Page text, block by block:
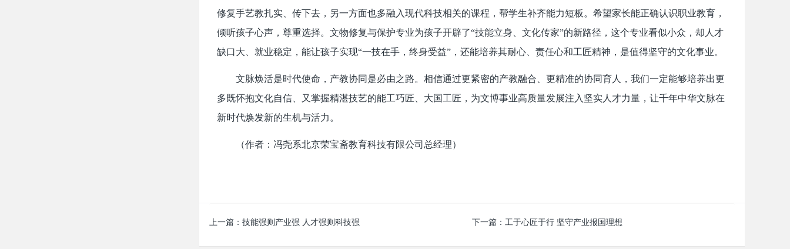
修复手艺教扎实、传下去，另一方面也多融入现代科技相关的课程，帮学生补齐能力短板。希望家长能正确认识职业教育，
倾听孩子心声，尊重选择。文物修复与保护专业为孩子开辟了“技能立身、文化传家”的新路径，这个专业看似小众，却人才
缺口大、就业稳定，能让孩子实现“一技在手，终身受益”，还能培养其耐心、责任心和工匠精神，是值得坚守的文化事业。
文脉焕活是时代使命，产教协同是必由之路。相信通过更紧密的产教融合、更精准的协同育人，我们一定能够培养出更
多既怀抱文化自信、又掌握精湛技艺的能工巧匠、大国工匠，为文博事业高质量发展注入坚实人才力量，让千年中华文脉在
新时代焕发新的生机与活力。
（作者：冯尧系北京荣宝斋教育科技有限公司总经理）
上一篇： 技能强则产业强 人才强则科技强 下一篇： 工于心匠于行 坚守产业报国理想